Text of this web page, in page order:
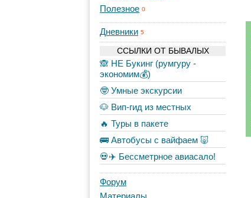
Полезное 0
Дневники 5
ССЫЛКИ ОТ БЫВАЛЫХ
🙈 НЕ Букинг (румгуру -
экономим💰)
🤓 Умные экскурсии
🐶 Вип-гид из местных
🔥 Туры в пакете
🚌 Автобусы с вайфаем 🐷
💀✈️ Бессметрное авиасало!
Форум
Материалы